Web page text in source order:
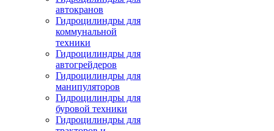
автокранов
Гидроцилиндры для
коммунальной
техники
Гидроцилиндры для
автогрейдеров
Гидроцилиндры для
манипуляторов
Гидроцилиндры для
буровой техники
Гидроцилиндры для